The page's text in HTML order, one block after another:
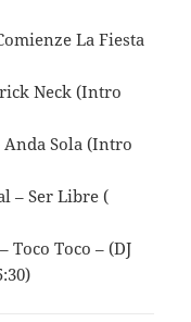
La Fiesta
Neck (Intro
Anda Sola (Intro
– Ser Libre (
Toco Toco – (DJ